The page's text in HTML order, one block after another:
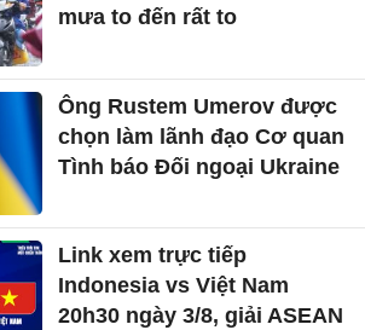
mưa to đến rất to
Ông Rustem Umerov được
chọn làm lãnh đạo Cơ quan
Tình báo Đối ngoại Ukraine
Link xem trực tiếp
Indonesia vs Việt Nam
20h30 ngày 3/8, giải ASEAN